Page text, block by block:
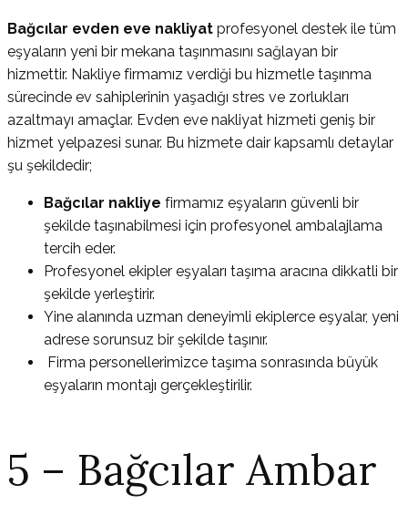
Bağcılar evden eve nakliyat profesyonel destek ile tüm
eşyaların yeni bir mekana taşınmasını sağlayan bir
hizmettir. Nakliye firmamız verdiği bu hizmetle taşınma
sürecinde ev sahiplerinin yaşadığı stres ve zorlukları
azaltmayı amaçlar. Evden eve nakliyat hizmeti geniş bir
hizmet yelpazesi sunar. Bu hizmete dair kapsamlı detaylar
şu şekildedir;
Bağcılar nakliye firmamız eşyaların güvenli bir
şekilde taşınabilmesi için profesyonel ambalajlama
tercih eder.
Profesyonel ekipler eşyaları taşıma aracına dikkatli bir
şekilde yerleştirir.
Yine alanında uzman deneyimli ekiplerce eşyalar, yeni
adrese sorunsuz bir şekilde taşınır.
Firma personellerimizce taşıma sonrasında büyük
eşyaların montajı gerçekleştirilir.
5 – Bağcılar Ambar